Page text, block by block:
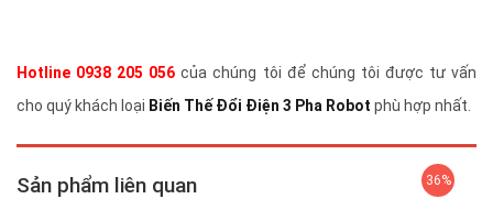
Hotline 0938 205 056 của chúng tôi để chúng tôi được tư vấn
cho quý khách loại Biến Thế Đổi Điện 3 Pha Robot phù hợp nhất.
Sản phẩm liên quan 36%